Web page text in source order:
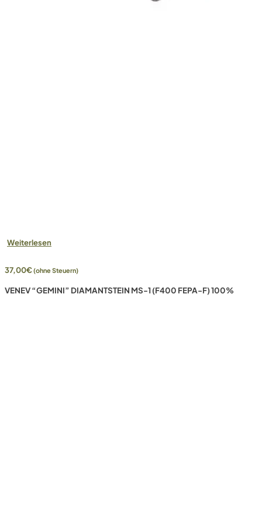
Weiterlesen
37,00€(ohne Steuern)
VENEV “GEMINI” DIAMANTSTEIN MS-1 (F400 FEPA-F) 100%